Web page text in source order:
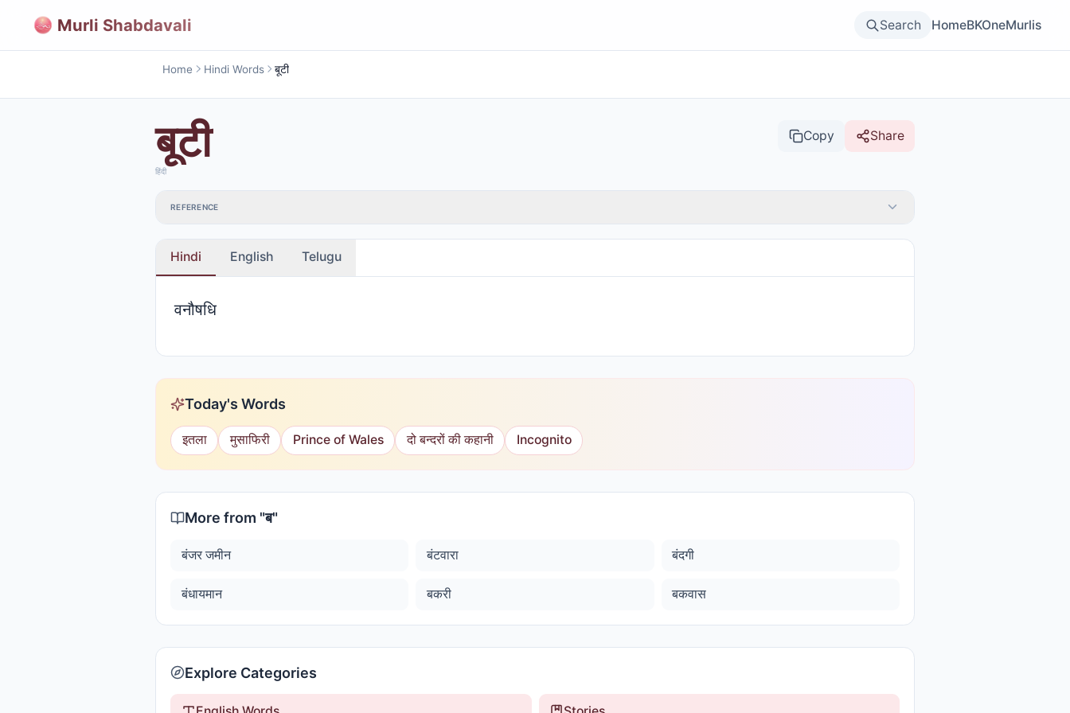
Murli Shabdavali Search HomeBKOneMurlis
Home Hindi Words बूटी
बूटी Copy Share
हिंदी
REFERENCE
Hindi English Telugu
वनौषधि
Today's Words
इतला मुसाफिरी Prince of Wales दो बन्दरों की कहानी Incognito
More from "ब"
बंजर जमीन बंटवारा बंदगी
बंधायमान बकरी बकवास
Explore Categories